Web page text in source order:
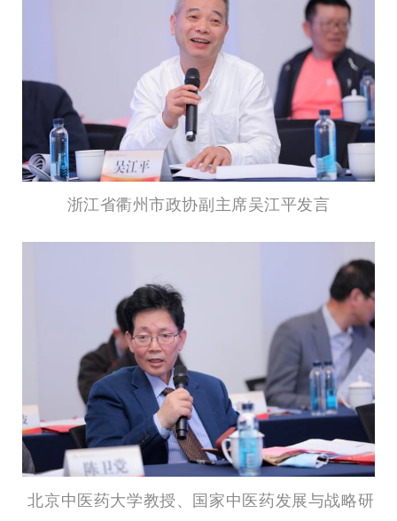
浙江省衢州市政协副主席吴江平发言
北京中医药大学教授、国家中医药发展与战略研